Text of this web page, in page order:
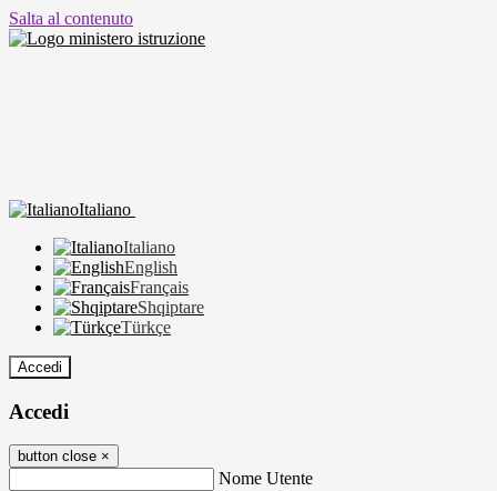
Salta al contenuto
Italiano
Italiano
English
Français
Shqiptare
Türkçe
Accedi
Accedi
button close ×
Nome Utente